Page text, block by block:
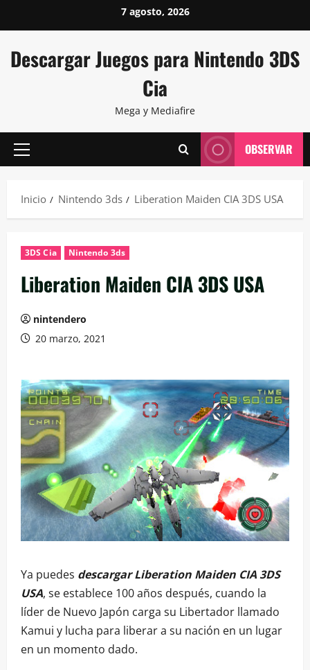
al
7 agosto, 2026
Descargar Juegos para Nintendo 3DS
Cia
Mega y Mediafire
Menú
OBSERVAR
Inicio Nintendo 3ds Liberation Maiden CIA 3DS USA
3DS Cia Nintendo 3ds
Liberation Maiden CIA 3DS USA
nintendero
20 marzo, 2021
Ya puedes descargar Liberation Maiden CIA 3DS
USA, se establece 100 años después, cuando la
líder de Nuevo Japón carga su Libertador llamado
Kamui y lucha para liberar a su nación en un lugar
en un momento dado.